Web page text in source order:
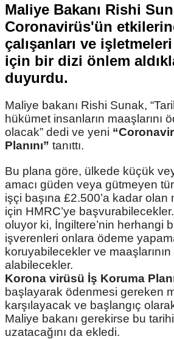
Maliye Bakanı Rishi
Coronavirüs'ün
çalışanları ve
için bir dizi önlem
duyurdu.
Maliye bakanı Rishi Sunak,
hükümet insanların maaşlarını
olacak” dedi ve yeni
Planını” tanıttı.
Bu plana göre, ülkede küçük
amacı güden veya gütmeyen
işçi başına £2.500’a kadar olan
için HMRC’ye
oluyor ki, İngiltere’nin herhangi
işverenleri onlara ödeme
koruyabilecekler ve maaşlarının
alabilecekler.
Korona virüsü İş Koruma
başlayarak ödenmesi gereken
karşılayacak ve başlangıç
Maliye bakanı gerekirse bu
uzatacağını da ekledi.